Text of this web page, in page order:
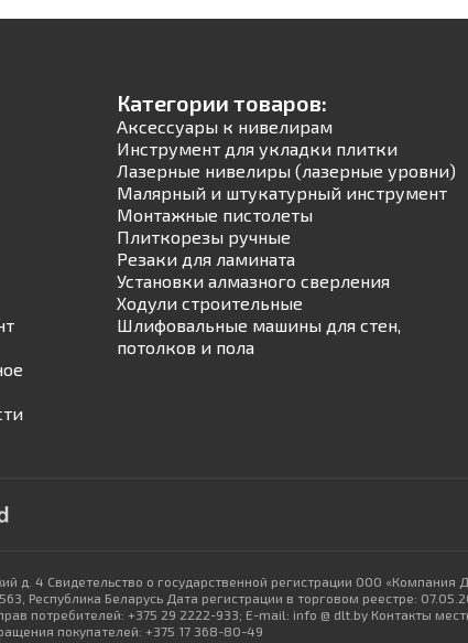
Категории товаров:
Аксессуары к нивелирам
Инструмент для укладки плитки
Лазерные нивелиры (лазерные уровни)
Малярный и штукатурный инструмент
Монтажные пистолеты
Плиткорезы ручные
Резаки для ламината
Установки алмазного сверления
Ходули строительные
Шлифовальные машины для стен,
потолков и пола
4 Свидетельство о государственной регистрации ООО
Беларусь Дата регистрации в торговом реестре:
потребителей: +375 29 2222-933; E-mail: info @ dlt.by Контакты
покупателей: +375 17 368-80-49